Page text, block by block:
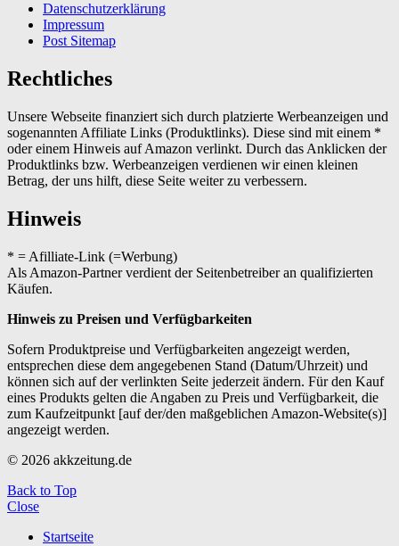
Datenschutzerklärung
Impressum
Post Sitemap
Rechtliches
Unsere Webseite finanziert sich durch platzierte Werbeanzeigen und
sogenannten Affiliate Links (Produktlinks). Diese sind mit einem *
oder einem Hinweis auf Amazon verlinkt. Durch das Anklicken der
Produktlinks bzw. Werbeanzeigen verdienen wir einen kleinen
Betrag, der uns hilft, diese Seite weiter zu verbessern.
Hinweis
* = Afilliate-Link (=Werbung)
Als Amazon-Partner verdient der Seitenbetreiber an qualifizierten
Käufen.
Hinweis zu Preisen und Verfügbarkeiten
Sofern Produktpreise und Verfügbarkeiten angezeigt werden,
entsprechen diese dem angegebenen Stand (Datum/Uhrzeit) und
können sich auf der verlinkten Seite jederzeit ändern. Für den Kauf
eines Produkts gelten die Angaben zu Preis und Verfügbarkeit, die
zum Kaufzeitpunkt [auf der/den maßgeblichen Amazon-Website(s)]
angezeigt werden.
© 2026 akkzeitung.de
Back to Top
Close
Startseite